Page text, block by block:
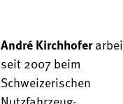
André Kirchhofer
seit 2007 beim
Schweizerischen